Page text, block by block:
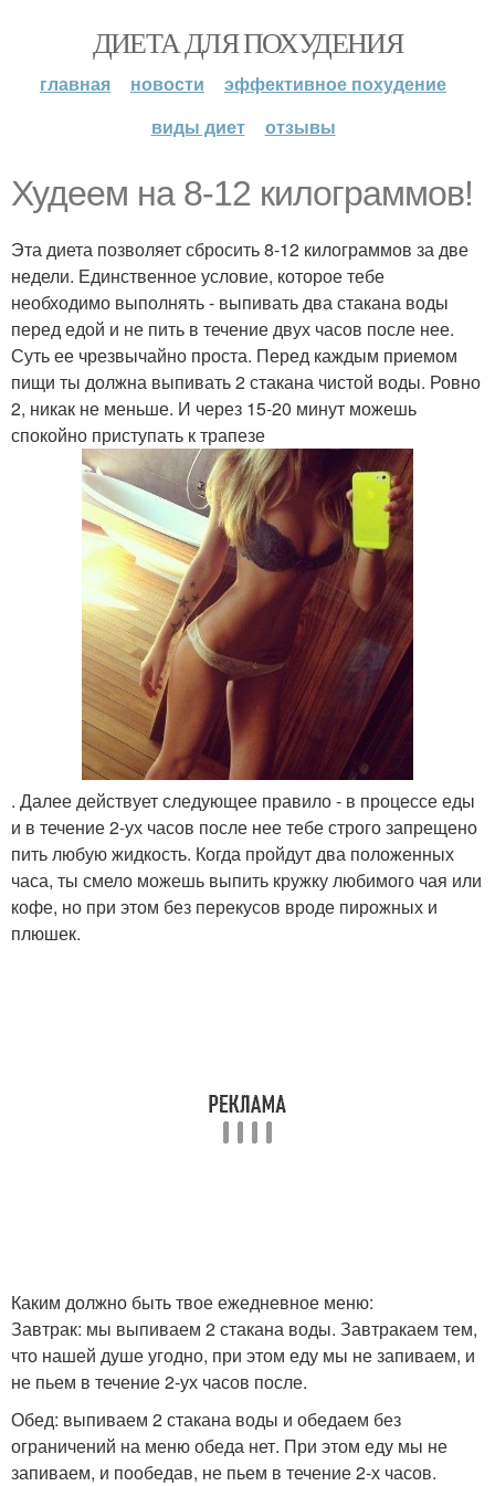
ДИЕТА ДЛЯ ПОХУДЕНИЯ
главная новости
эффективное похудение
виды диет
отзывы
Худеем на 8-12 килограммов!
Эта диета позволяет сбросить 8-12 килограммов за две
недели. Единственное условие, которое тебе
необходимо выполнять - выпивать два стакана воды
перед едой и не пить в течение двух часов после нее.
Суть ее чрезвычайно проста. Перед каждым приемом
пищи ты должна выпивать 2 стакана чистой воды. Ровно
2, никак не меньше. И через 15-20 минут можешь
спокойно приступать к трапезе
. Далее действует следующее правило - в процессе еды
и в течение 2-ух часов после нее тебе строго запрещено
пить любую жидкость. Когда пройдут два положенных
часа, ты смело можешь выпить кружку любимого чая или
кофе, но при этом без перекусов вроде пирожных и
плюшек.
Каким должно быть твое ежедневное меню:
Завтрак: мы выпиваем 2 стакана воды. Завтракаем тем,
что нашей душе угодно, при этом еду мы не запиваем, и
не пьем в течение 2-ух часов после.
Обед: выпиваем 2 стакана воды и обедаем без
ограничений на меню обеда нет. При этом еду мы не
запиваем, и пообедав, не пьем в течение 2-х часов.